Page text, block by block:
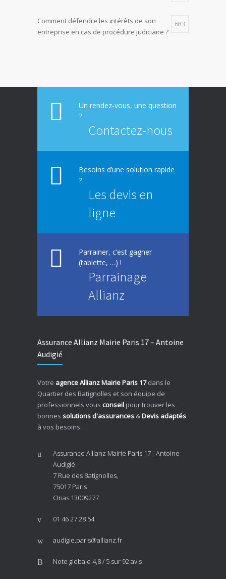
Comment défendre les intérêts de son
entreprise en cas de procédure judiciaire ?
683
entreprises
Un rendez-vous, une question
?
Contactez-nous
Besoins d’une solution rapide
?
Les devis en
ligne
Parrainer, c’est gagner
(tablette, …) !
Parrainage
Allianz
Assurance Allianz Mairie Paris 17 – Antoine
Audigié
Votre agence Allianz Mairie Paris 17dans le
Quartier des Batignolles et son équipe de
professionnels vous conseil pour trouver les
bonnes solutions d'assurances &Devis adaptés
à vos besoins.
Assurance Allianz Mairie Paris 17 - Antoine
Audigié
7 Rue des Batignolles,
75017 Paris
Orias 13009277
01 46 27 28 54
audigie.paris@allianz.fr
Note globale 4,8 / 5 sur 92 avis